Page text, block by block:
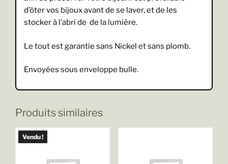
d’ôter vos bijoux avant de se laver, et de les
stocker à l’abri de de la lumière.
Le tout est garantie sans Nickel et sans plomb.
Envoyées sous enveloppe bulle.
Produits similaires
Vendu !